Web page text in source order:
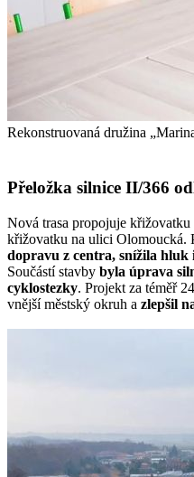
Rekonstruovaná družina
Přeložka silnice II/366
Nová trasa propojuje
křižovatku na ulici Olomoucká.
dopravu z centra, snížila hluk
Součástí stavby byla úprava
cyklostezky. Projekt za téměř
vnější městský okruh a zlepšil